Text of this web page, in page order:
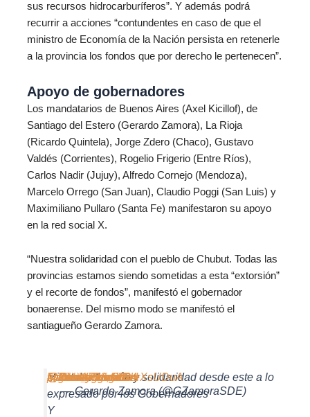
sus recursos hidrocarburíferos”. Y además podrá
recurrir a acciones “contundentes en caso de que el
ministro de Economía de la Nación persista en retenerle
a la provincia los fondos que por derecho le pertenecen”.
Apoyo de gobernadores
Los mandatarios de Buenos Aires (Axel Kicillof), de
Santiago del Estero (Gerardo Zamora), La Rioja
(Ricardo Quintela), Jorge Zdero (Chaco), Gustavo
Valdés (Corrientes), Rogelio Frigerio (Entre Ríos),
Carlos Nadir (Jujuy), Alfredo Cornejo (Mendoza),
Marcelo Orrego (San Juan), Claudio Poggi (San Luis) y
Maximiliano Pullaro (Santa Fe) manifestaron su apoyo
en la red social X.
“Nuestra solidaridad con el pueblo de Chubut. Todas las
provincias estamos siendo sometidas a esta “extorsión”
y el recorte de fondos”, manifestó el gobernador
bonaerense. Del mismo modo se manifestó el
santiagueño Gerardo Zamora.
Mi total adhesión y solidaridad desde este
#NorteArgentino
a lo
expresado por los Gobernadores
@NachoTorresCH
@ZiliottoSergio
@gustavomelella
@Rolo_Figueroa
@ClaudioVidalSer
Y
@Weretilneck
pic.twitter.com/l7xeXsUDuA
— Gerardo Zamora (@GZamoraSDE)
February 23, 2024